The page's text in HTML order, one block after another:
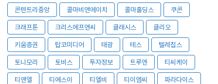
콘텐트리중앙 콜마비앤에이치 콜마홀딩스 쿠콘
크래프톤 크리스에프앤씨 클래시스 클리오
키움증권 탑코미디어 태광 테스 텔레칩스
토니모리 토비스 투자정보 트루엔 티씨케이
티앤엘 티에스이 티엘비 티이엠씨 파라다이스